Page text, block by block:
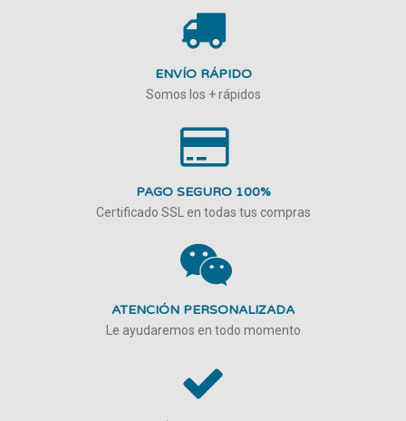
ENVÍO RÁPIDO
Somos los + rápidos
PAGO SEGURO 100%
Certificado SSL en todas tus compras
ATENCIÓN PERSONALIZADA
Le ayudaremos en todo momento